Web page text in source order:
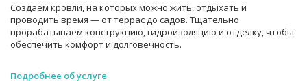
Создаём кровли, на которых можно жить, отдыхать и
проводить время — от террас до садов. Тщательно
прорабатываем конструкцию, гидроизоляцию и отделку, чтобы
обеспечить комфорт и долговечность.
Подробнее об услуге